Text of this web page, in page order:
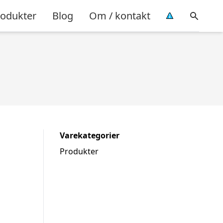
Blog Om / kontakt
Varekategorier
Produkter